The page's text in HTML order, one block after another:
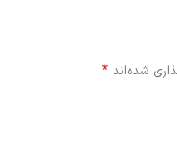
شده‌اند *